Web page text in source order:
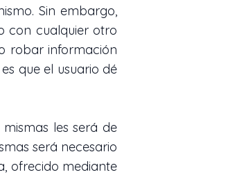
Sin embargo,
con cualquier otro
robar información
que el usuario dé
les será de
será necesario
ofrecido mediante